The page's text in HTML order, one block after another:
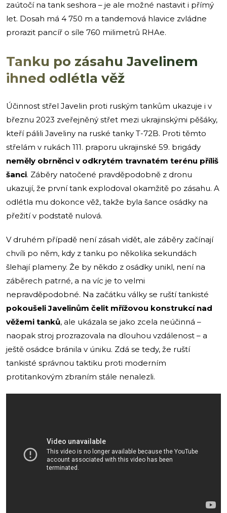
zaútočí na tank seshora – je ale možné nastavit i přímý
let. Dosah má 4 750 m a tandemová hlavice zvládne
prorazit pancíř o síle 760 milimetrů RHAe.
Tanku po zásahu Javelinem
ihned odlétla věž
Účinnost střel Javelin proti ruským tankům ukazuje i v
březnu 2023 zveřejněný střet mezi ukrajinskými pěšáky,
kteří pálili Javeliny na ruské tanky T-72B. Proti těmto
střelám v rukách 111. praporu ukrajinské 59. brigády
neměly obrněnci v odkrytém travnatém terénu příliš
šanci. Záběry natočené pravděpodobně z dronu
ukazují, že první tank explodoval okamžitě po zásahu. A
odlétla mu dokonce věž, takže byla šance osádky na
přežití v podstatě nulová.
V druhém případě není zásah vidět, ale záběry začínají
chvíli po něm, kdy z tanku po několika sekundách
šlehají plameny. Že by někdo z osádky unikl, není na
záběrech patrné, a na víc je to velmi
nepravděpodobné. Na začátku války se ruští tankisté
pokoušeli Javelinům čelit mřížovou konstrukcí nad
věžemi tanků, ale ukázala se jako zcela neúčinná –
naopak stroj prozrazovala na dlouhou vzdálenost – a
ještě osádce bránila v úniku. Zdá se tedy, že ruští
tankisté správnou taktiku proti moderním
protitankovým zbraním stále nenalezli.